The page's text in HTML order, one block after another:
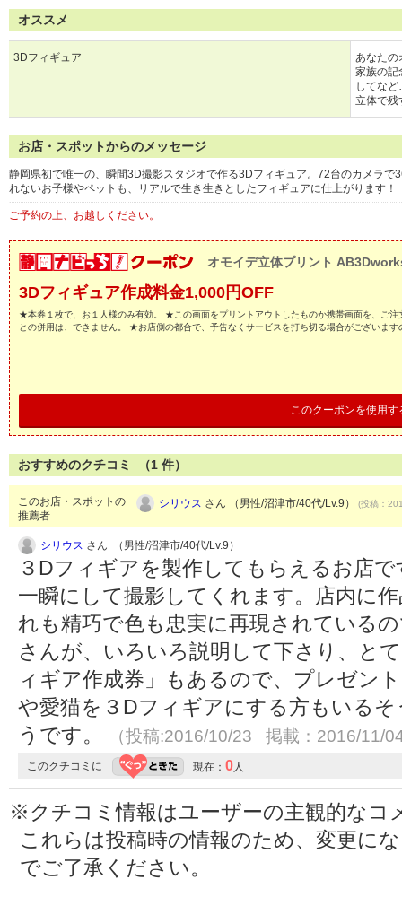
オススメ
3Dフィギュア
あなたの
家族の記
してな
立体で残
お店・スポットからのメッセージ
静岡県初で唯一の、瞬間3D撮影スタジオで作る3Dフィギュア。72台のカメラ
れないお子様やペットも、リアルで生き生きとしたフィギュアに仕上がります！
ご予約の上、お越しください。
オモイデ立体プリント
3Dフィギュア作成料金1,000円OFF
★本券１枚で、お１人様のみ有効。 ★この画面をプリントアウトしたものか携帯画面を、ご
との併用は、できません。 ★お店側の都合で、予告なくサービスを打ち切る場合がございます
このクーポンを使用す
おすすめのクチコミ （1 件）
このお店・スポットの
推薦者
シリウス さん （男性/沼津市/40代/Lv.9） (投稿：
シリウス さん （男性/沼津市/40代/Lv.9）
３Dフィギアを製作してもらえるお店
一瞬にして撮影してくれます。店内に
れも精巧で色も忠実に再現されている
さんが、いろいろ説明して下さり、と
ィギア作成券」もあるので、プレゼン
や愛猫を３Dフィギアにする方もいる
うです。
（投稿:2016/10/23 掲載：2016/11/
このクチコミに 現在： 0人
※クチコミ情報はユーザーの主観的なコ
これらは投稿時の情報のため、変更に
でご了承ください。